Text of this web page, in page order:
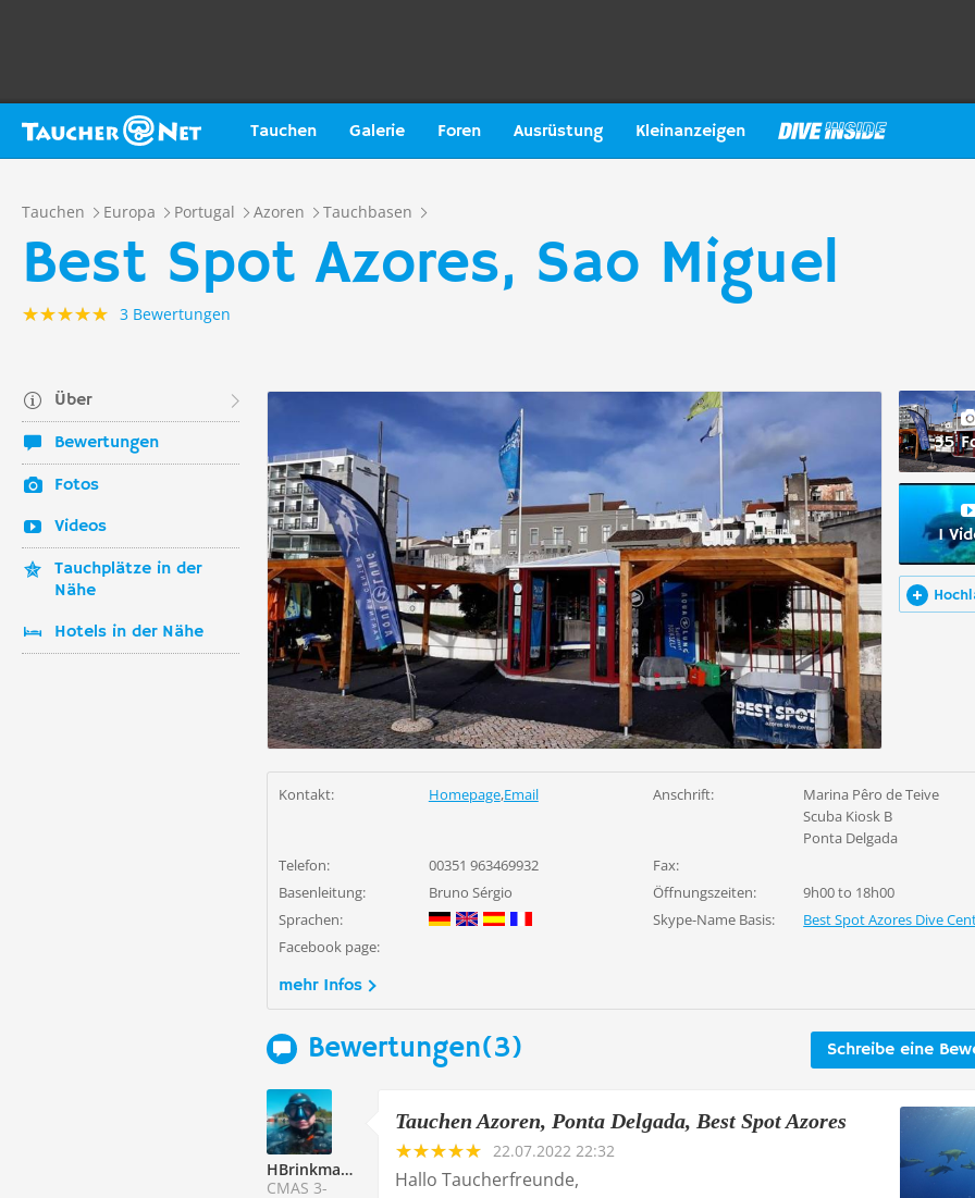
Tauchen Galerie Foren Ausrüstung Kleinanzeigen
Tauchen Europa Portugal Azoren Tauchbasen
Best Spot Azores, Sao Miguel
3 Bewertungen
Über
Bewertungen
Fotos
Videos
Tauchplätze in der
Nähe
Hotels in der Nähe
35
1
Kontakt: Homepage,Email Anschrift:
Marina Pêro de Teive
Scuba Kiosk B
Ponta Delgada
Telefon:
00351 963469932
Fax:
Basenleitung:
Bruno Sérgio Öffnungszeiten:
9h00 to 18h00
Sprachen:
Skype-Name Basis:
Best Spot Azores Dive
Facebook page:
mehr Infos
Schreibe eine
Bewertungen(3)
HBrinkmann
CMAS 3-
Tauchen Azoren, Ponta Delgada, Best Spot Azores
22.07.2022 22:32
Hallo Taucherfreunde,